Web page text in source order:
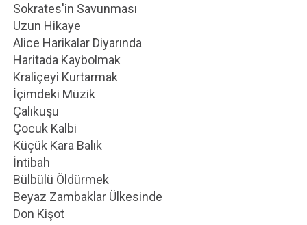
Sokrates'in Savunması
Uzun Hikaye
Alice Harikalar Diyarında
Haritada Kaybolmak
Kraliçeyi Kurtarmak
İçimdeki Müzik
Çalıkuşu
Çocuk Kalbi
Küçük Kara Balık
İntibah
Bülbülü Öldürmek
Beyaz Zambaklar Ülkesinde
Don Kişot